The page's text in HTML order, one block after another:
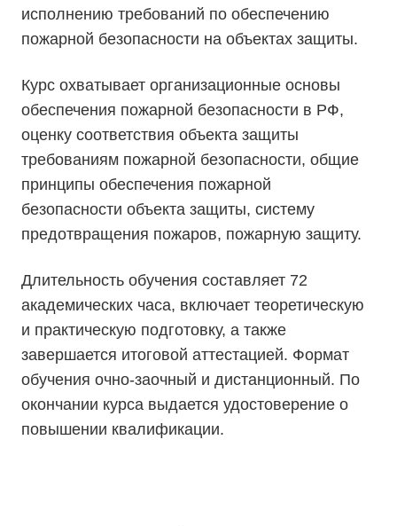
исполнению требований по обеспечению
пожарной безопасности на объектах защиты.
Курс охватывает организационные основы
обеспечения пожарной безопасности в РФ,
оценку соответствия объекта защиты
требованиям пожарной безопасности, общие
принципы обеспечения пожарной
безопасности объекта защиты, систему
предотвращения пожаров, пожарную защиту.
Длительность обучения составляет 72
академических часа, включает теоретическую
и практическую подготовку, а также
завершается итоговой аттестацией. Формат
обучения очно-заочный и дистанционный. По
окончании курса выдается удостоверение о
повышении квалификации.